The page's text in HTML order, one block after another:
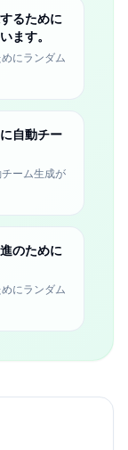
るために
ます。
にランダム
自動チー
ーム生成が
のために
にランダム